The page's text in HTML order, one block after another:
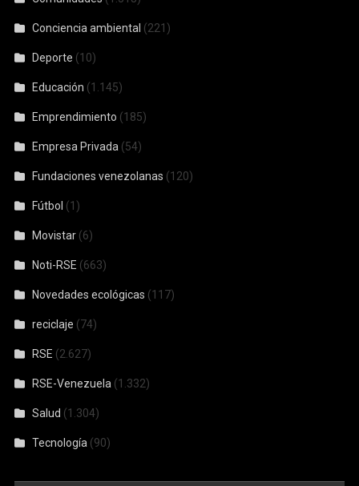
Conciencia ambiental (221)
Deporte (10)
Educación (1.145)
Emprendimiento (185)
Empresa Privada (54)
Fundaciones venezolanas (120)
Fútbol (1)
Movistar (6)
Noti-RSE (663)
Novedades ecológicas (117)
reciclaje (74)
RSE (2.627)
RSE-Venezuela (1.332)
Salud (1.304)
Tecnología (90)